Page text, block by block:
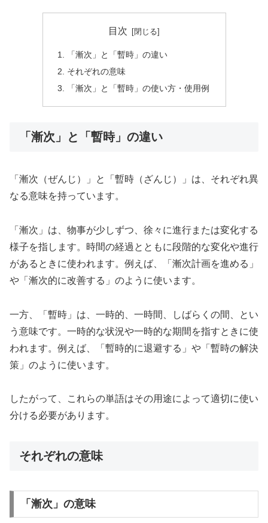
目次
「漸次」と「暫時」の違い
それぞれの意味
「漸次」と「暫時」の使い方・使用例
「漸次」と「暫時」の違い
「漸次（ぜんじ）」と「暫時（ざんじ）」は、それぞれ異
なる意味を持っています。
「漸次」は、物事が少しずつ、徐々に進行または変化する
様子を指します。時間の経過とともに段階的な変化や進行
があるときに使われます。例えば、「漸次計画を進める」
や「漸次的に改善する」のように使います。
一方、「暫時」は、一時的、一時間、しばらくの間、とい
う意味です。一時的な状況や一時的な期間を指すときに使
われます。例えば、「暫時的に退避する」や「暫時の解決
策」のように使います。
したがって、これらの単語はその用途によって適切に使い
分ける必要があります。
それぞれの意味
「漸次」の意味